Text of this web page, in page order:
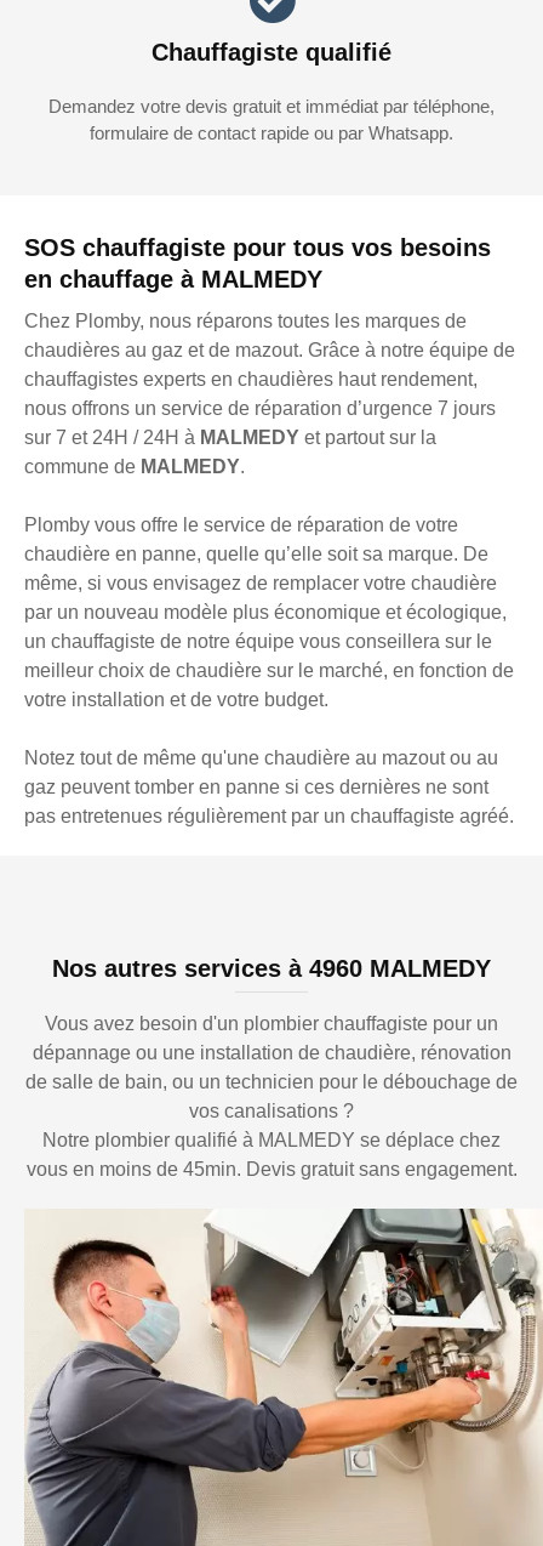
SOS chauffagiste pour tous vos besoins
en chauffage à MALMEDY
Chez Plomby, nous réparons toutes les marques de
chaudières au gaz et de mazout. Grâce à notre équipe de
chauffagistes experts en chaudières haut rendement,
nous offrons un service de réparation d’urgence 7 jours
sur 7 et 24H / 24H à MALMEDY et partout sur la
commune de MALMEDY.
Plomby vous offre le service de réparation de votre
chaudière en panne, quelle qu’elle soit sa marque. De
même, si vous envisagez de remplacer votre chaudière
par un nouveau modèle plus économique et écologique,
un chauffagiste de notre équipe vous conseillera sur le
meilleur choix de chaudière sur le marché, en fonction de
votre installation et de votre budget.
Notez tout de même qu'une chaudière au mazout ou au
gaz peuvent tomber en panne si ces dernières ne sont
pas entretenues régulièrement par un chauffagiste agréé.
Chauffagiste qualifié
Demandez votre devis gratuit et immédiat par téléphone,
formulaire de contact rapide ou par Whatsapp.
Nos autres services à 4960 MALMEDY
Vous avez besoin d'un plombier chauffagiste pour un
dépannage ou une installation de chaudière, rénovation
de salle de bain, ou un technicien pour le débouchage de
vos canalisations ?
Notre plombier qualifié à MALMEDY se déplace chez
vous en moins de 45min. Devis gratuit sans engagement.